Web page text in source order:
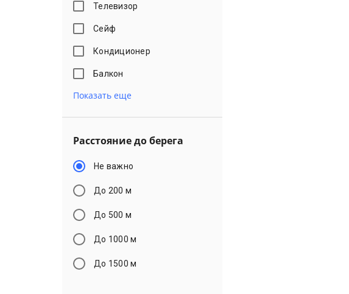
Телевизор
Сейф
Кондиционер
Балкон
Показать еще
Расстояние до берега
Не важно
До 200 м
До 500 м
До 1000 м
До 1500 м